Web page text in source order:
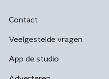
Contact
Veelgestelde vragen
App de studio